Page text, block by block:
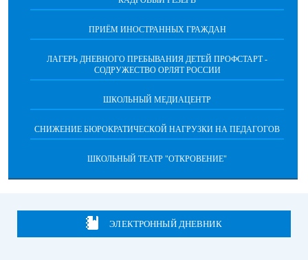
ПРИЁМ ИНОСТРАННЫХ ГРАЖДАН
ЛАГЕРЬ ДНЕВНОГО ПРЕБЫВАНИЯ ДЕТЕЙ ПРОФСТАРТ -
СОДРУЖЕСТВО ОРЛЯТ РОССИИ
ШКОЛЬНЫЙ МЕДИАЦЕНТР
СНИЖЕНИЕ БЮРОКРАТИЧЕСКОЙ НАГРУЗКИ НА ПЕДАГОГОВ
ШКОЛЬНЫЙ ТЕАТР "ОТКРОВЕНИЕ"
ЭЛЕКТРОННЫЙ ДНЕВНИК